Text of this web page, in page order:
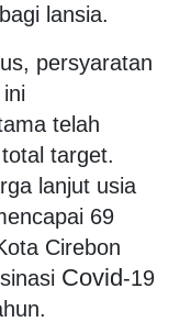
lansia.
persyaratan
telah
target.
lanjut usia
69
Cirebon
Covid-19